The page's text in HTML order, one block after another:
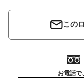
この
お電話